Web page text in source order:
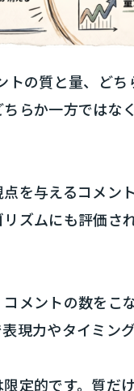
の質と量、どち
らか一方ではな
を与えるコメン
ズムにも評価さ
メントの数をこ
現力やタイミン
定的です。質だ